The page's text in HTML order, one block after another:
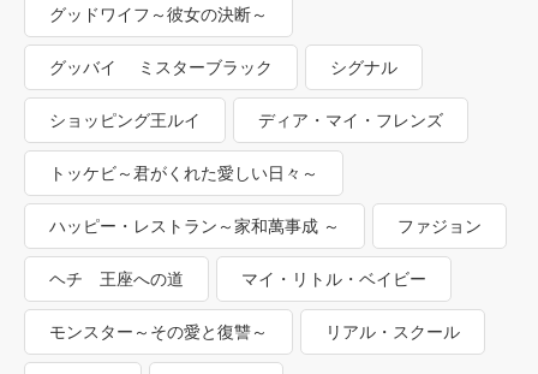
グッドワイフ～彼女の決断～
グッバイ ミスターブラック シグナル
ショッピング王ルイ ディア・マイ・フレンズ
トッケビ～君がくれた愛しい日々～
ハッピー・レストラン～家和萬事成 ～ ファジョン
ヘチ 王座への道 マイ・リトル・ベイビー
モンスター～その愛と復讐～ リアル・スクール